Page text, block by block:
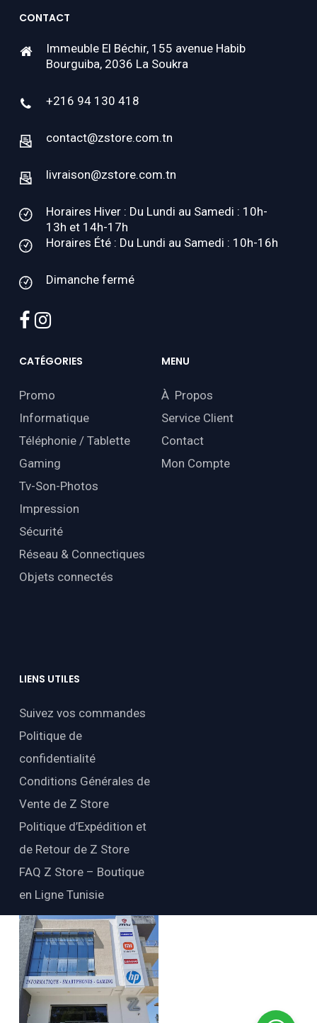
CONTACT
Immeuble El Béchir, 155 avenue Habib
Bourguiba, 2036 La Soukra
+216 94 130 418
contact@zstore.com.tn
livraison@zstore.com.tn
Horaires Hiver : Du Lundi au Samedi : 10h-
13h et 14h-17h
Horaires Été : Du Lundi au Samedi : 10h-16h
Dimanche fermé
facebook
instagram
CATÉGORIES
Promo
Informatique
Téléphonie / Tablette
Gaming
Tv-Son-Photos
Impression
Sécurité
Réseau & Connectiques
Objets connectés
MENU
À Propos
Service Client
Contact
Mon Compte
LIENS UTILES
Suivez vos commandes
Politique de
confidentialité
Conditions Générales de
Vente de Z Store
Politique d’Expédition et
de Retour de Z Store
FAQ Z Store – Boutique
en Ligne Tunisie